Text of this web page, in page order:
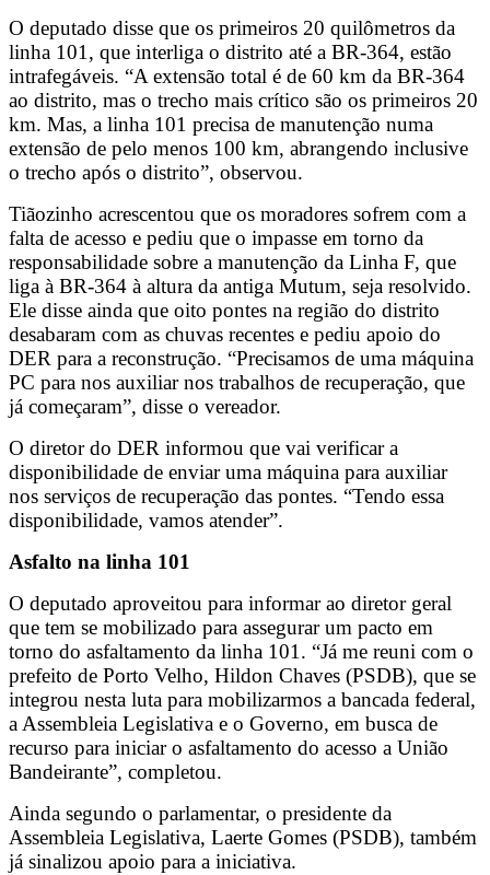
O deputado disse que os primeiros 20 quilômetros da
linha 101, que interliga o distrito até a BR-364, estão
intrafegáveis. “A extensão total é de 60 km da BR-364
ao distrito, mas o trecho mais crítico são os primeiros 20
km. Mas, a linha 101 precisa de manutenção numa
extensão de pelo menos 100 km, abrangendo inclusive
o trecho após o distrito”, observou.
Tiãozinho acrescentou que os moradores sofrem com a
falta de acesso e pediu que o impasse em torno da
responsabilidade sobre a manutenção da Linha F, que
liga à BR-364 à altura da antiga Mutum, seja resolvido.
Ele disse ainda que oito pontes na região do distrito
desabaram com as chuvas recentes e pediu apoio do
DER para a reconstrução. “Precisamos de uma máquina
PC para nos auxiliar nos trabalhos de recuperação, que
já começaram”, disse o vereador.
O diretor do DER informou que vai verificar a
disponibilidade de enviar uma máquina para auxiliar
nos serviços de recuperação das pontes. “Tendo essa
disponibilidade, vamos atender”.
Asfalto na linha 101
O deputado aproveitou para informar ao diretor geral
que tem se mobilizado para assegurar um pacto em
torno do asfaltamento da linha 101. “Já me reuni com o
prefeito de Porto Velho, Hildon Chaves (PSDB), que se
integrou nesta luta para mobilizarmos a bancada federal,
a Assembleia Legislativa e o Governo, em busca de
recurso para iniciar o asfaltamento do acesso a União
Bandeirante”, completou.
Ainda segundo o parlamentar, o presidente da
Assembleia Legislativa, Laerte Gomes (PSDB), também
já sinalizou apoio para a iniciativa.